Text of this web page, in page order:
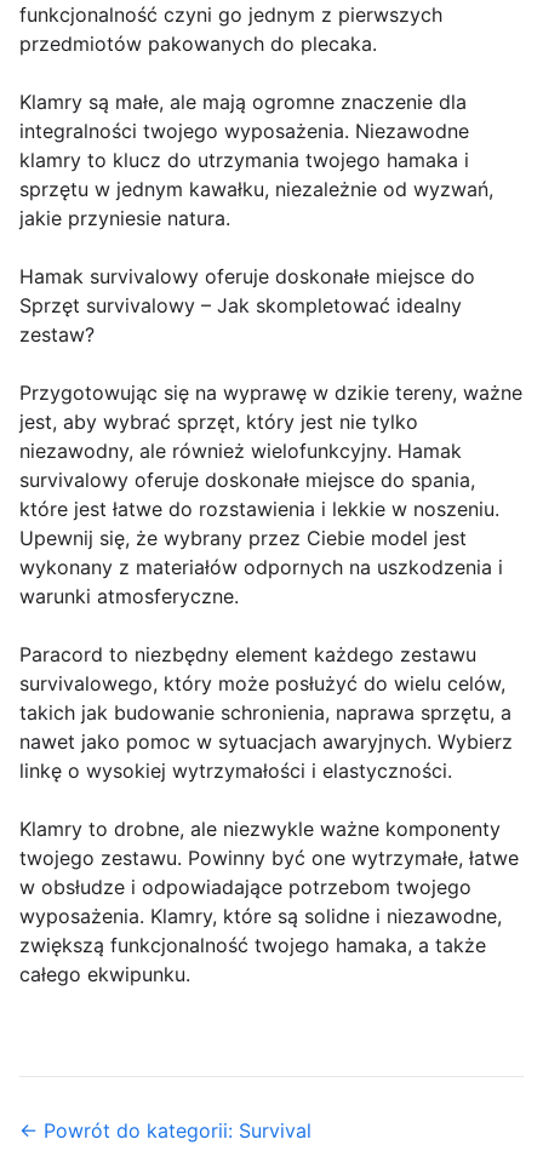
funkcjonalność czyni go jednym z pierwszych
przedmiotów pakowanych do plecaka.
Klamry są małe, ale mają ogromne znaczenie dla
integralności twojego wyposażenia. Niezawodne
klamry to klucz do utrzymania twojego hamaka i
sprzętu w jednym kawałku, niezależnie od wyzwań,
jakie przyniesie natura.
Hamak survivalowy oferuje doskonałe miejsce do
Sprzęt survivalowy – Jak skompletować idealny
zestaw?
Przygotowując się na wyprawę w dzikie tereny, ważne
jest, aby wybrać sprzęt, który jest nie tylko
niezawodny, ale również wielofunkcyjny. Hamak
survivalowy oferuje doskonałe miejsce do spania,
które jest łatwe do rozstawienia i lekkie w noszeniu.
Upewnij się, że wybrany przez Ciebie model jest
wykonany z materiałów odpornych na uszkodzenia i
warunki atmosferyczne.
Paracord to niezbędny element każdego zestawu
survivalowego, który może posłużyć do wielu celów,
takich jak budowanie schronienia, naprawa sprzętu, a
nawet jako pomoc w sytuacjach awaryjnych. Wybierz
linkę o wysokiej wytrzymałości i elastyczności.
Klamry to drobne, ale niezwykle ważne komponenty
twojego zestawu. Powinny być one wytrzymałe, łatwe
w obsłudze i odpowiadające potrzebom twojego
wyposażenia. Klamry, które są solidne i niezawodne,
zwiększą funkcjonalność twojego hamaka, a także
całego ekwipunku.
← Powrót do kategorii: Survival